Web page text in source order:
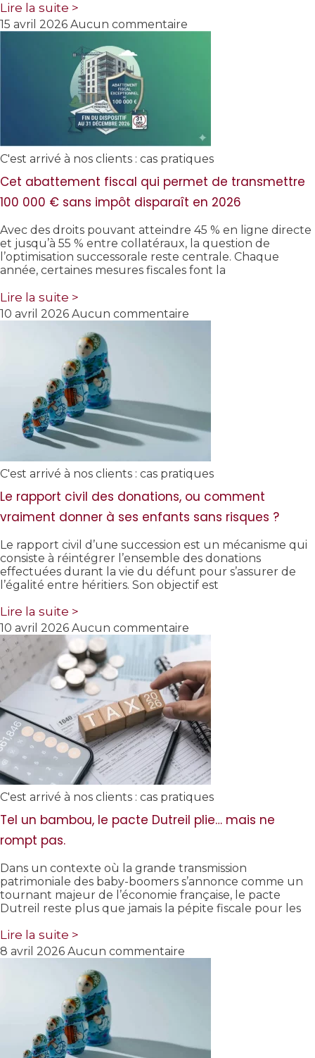
Lire la suite >
15 avril 2026 Aucun commentaire
C'est arrivé à nos clients : cas pratiques
Cet abattement fiscal qui permet de transmettre
100 000 € sans impôt disparaît en 2026
Avec des droits pouvant atteindre 45 % en ligne directe
et jusqu’à 55 % entre collatéraux, la question de
l’optimisation successorale reste centrale. Chaque
année, certaines mesures fiscales font la
Lire la suite >
10 avril 2026 Aucun commentaire
C'est arrivé à nos clients : cas pratiques
Le rapport civil des donations, ou comment
vraiment donner à ses enfants sans risques ?
Le rapport civil d’une succession est un mécanisme qui
consiste à réintégrer l’ensemble des donations
effectuées durant la vie du défunt pour s’assurer de
l’égalité entre héritiers. Son objectif est
Lire la suite >
10 avril 2026 Aucun commentaire
C'est arrivé à nos clients : cas pratiques
Tel un bambou, le pacte Dutreil plie… mais ne
rompt pas.
Dans un contexte où la grande transmission
patrimoniale des baby-boomers s’annonce comme un
tournant majeur de l’économie française, le pacte
Dutreil reste plus que jamais la pépite fiscale pour les
Lire la suite >
8 avril 2026 Aucun commentaire